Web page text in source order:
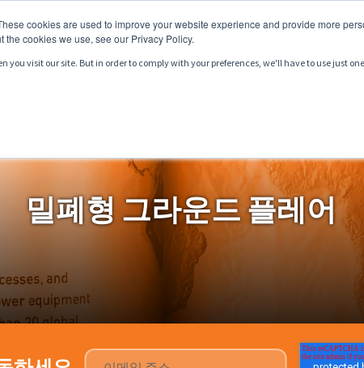
cookies are used to improve your website experience and provide more
cookies we use, see our Privacy Policy.
you visit our site. But in order to comply with your preferences, we'll have to use just
밀폐형 그라운드 플레어